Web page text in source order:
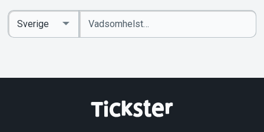
Ange
sökord
Select
Country